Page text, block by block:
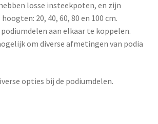
losse insteekpoten, en zijn
20, 40, 60, 80 en 100 cm.
aan elkaar te koppelen.
om diverse afmetingen van podia
opties bij de podiumdelen.